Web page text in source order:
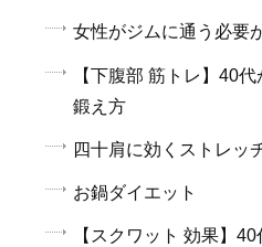
女性がジムに通う必要
【下腹部 筋トレ】40
鍛え方
四十肩に効くストレッ
お鍋ダイエット
【スクワット 効果】